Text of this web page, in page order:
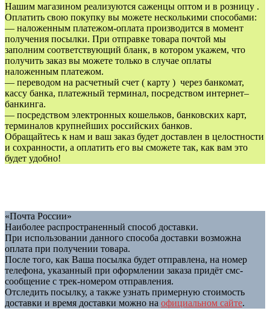
Нашим магазином реализуются саженцы оптом и в розницу .
Оплатить свою покупку вы можете несколькими способами:
— наложенным платежом-оплата производится в момент
получения посылки. При отправке товара почтой мы
заполним соответствующий бланк, в котором укажем, что
получить заказ вы можете только в случае оплаты
наложенным платежом.
— переводом на расчетный счет ( карту ) через банкомат,
кассу банка, платежный терминал, посредством интернет–
банкинга.
— посредством электронных кошельков, банковских карт,
терминалов крупнейших российских банков.
Обращайтесь к нам и ваш заказ будет доставлен в целостности
и сохранности, а оплатить его вы сможете так, как вам это
будет удобно!
«Почта России»
Наиболее распространенный способ доставки.
При использовании данного способа доставки возможна
оплата при получении товара.
После того, как Ваша посылка будет отправлена, на номер
телефона, указанный при оформлении заказа придёт смс-
сообщение с трек-номером отправления.
Отследить посылку, а также узнать примерную стоимость
доставки и время доставки можно на официальном сайте.